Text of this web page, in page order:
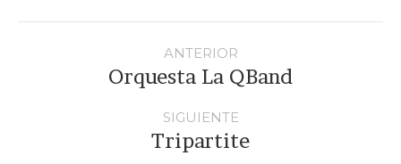
Navegación
proyectos
ANTERIOR
Proyecto
Orquesta La QBand
SIGUIENTE
Proyecto
Tripartite